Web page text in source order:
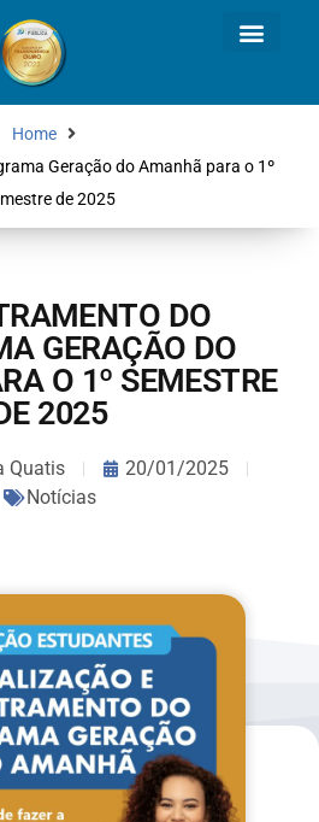
Home
Geração do Amanhã para o 1º
de 2025
DO
GERAÇÃO DO
O 1º SEMESTRE
2025
Quatis
20/01/2025
Notícias